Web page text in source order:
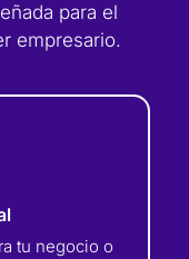
para el
empresario.
tu negocio o